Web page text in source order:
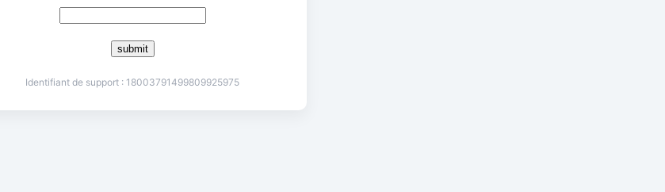
submit
Identifiant de support : 18003791499809925975